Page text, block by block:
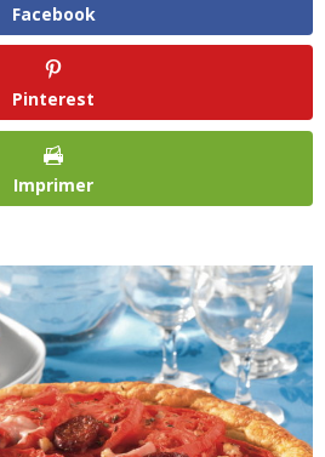
Facebook
Pinterest
Imprimer